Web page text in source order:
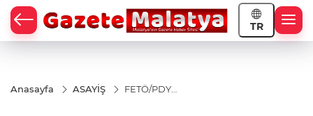
TR
Anasayfa ASAYİŞ
FETÖ/PDY